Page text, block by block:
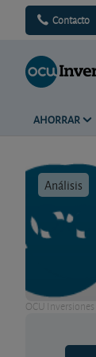
Contacto
AHORRAR
Análisis
OCU Inversiones